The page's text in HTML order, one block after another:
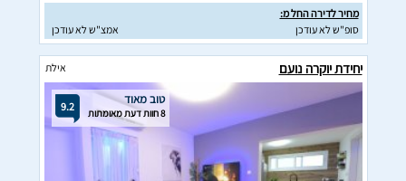
מחיר לדירה החל מ:
סופ"ש לא עודכן
אמצ"ש לא עודכן
יחידת יוקרה נועם אילת
9.2 טוב מאוד
8 חוות דעת מאומתות